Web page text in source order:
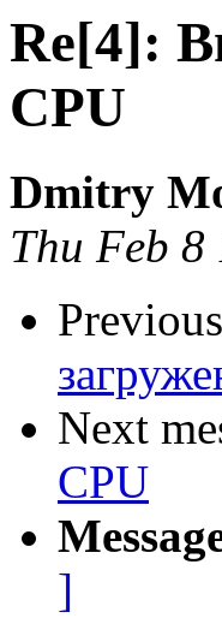
Re[4]:
CPU
Dmitry
Thu Feb
Next
CPU
]